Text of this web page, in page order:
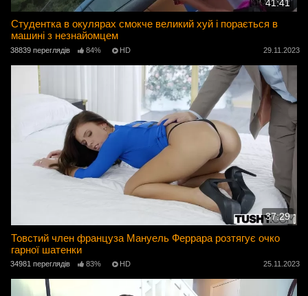
41:41
Студентка в окулярах смокче великий хуй і порається в
машині з незнайомцем
38839 переглядів 84% HD 29.11.2023
37:29
Товстий член француза Мануель Феррара розтягує очко
гарної шатенки
34981 переглядів 83% HD 25.11.2023